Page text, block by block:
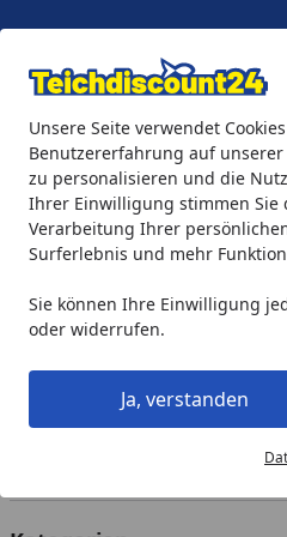
Unsere Seite verwendet
Benutzererfahrung auf
zu personalisieren und die
Ihrer Einwilligung stimmen Sie
Verarbeitung Ihrer
Surferlebnis und mehr
Sie können Ihre Einwilligung
oder widerrufen.
Ja, verstanden
Eigene
Teichprodukte Aquaristik
Teichprodukte
Wasserspiele
Ihre Artikelübersicht